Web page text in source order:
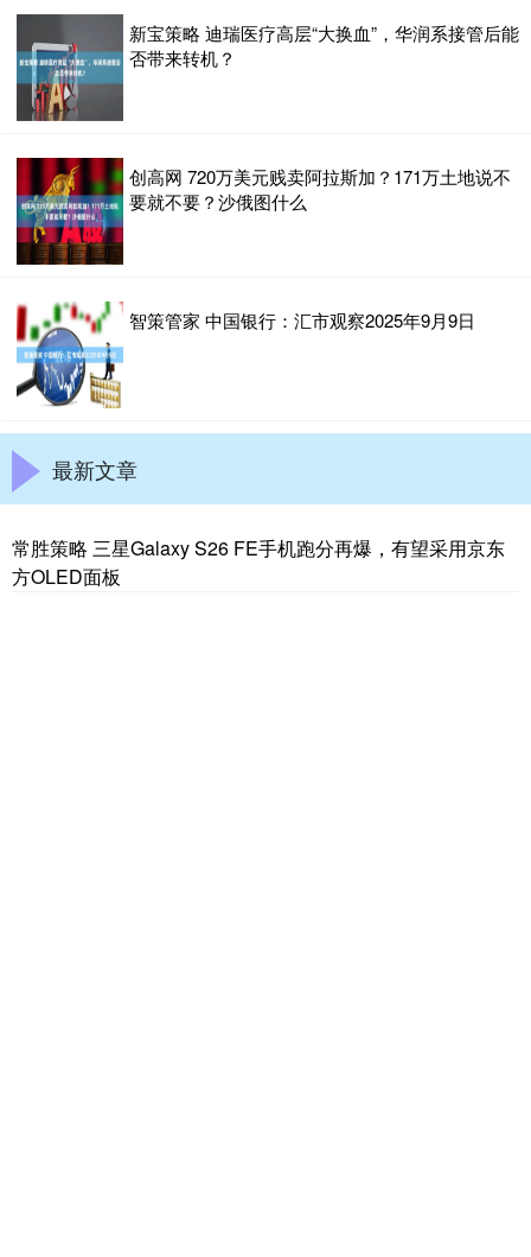
新宝策略 迪瑞医疗高层“大换血”，华润系接管后能
否带来转机？
创高网 720万美元贱卖阿拉斯加？171万土地说不
要就不要？沙俄图什么
智策管家 中国银行：汇市观察2025年9月9日
最新文章
常胜策略 三星Galaxy S26 FE手机跑分再爆，有望采用京东
方OLED面板